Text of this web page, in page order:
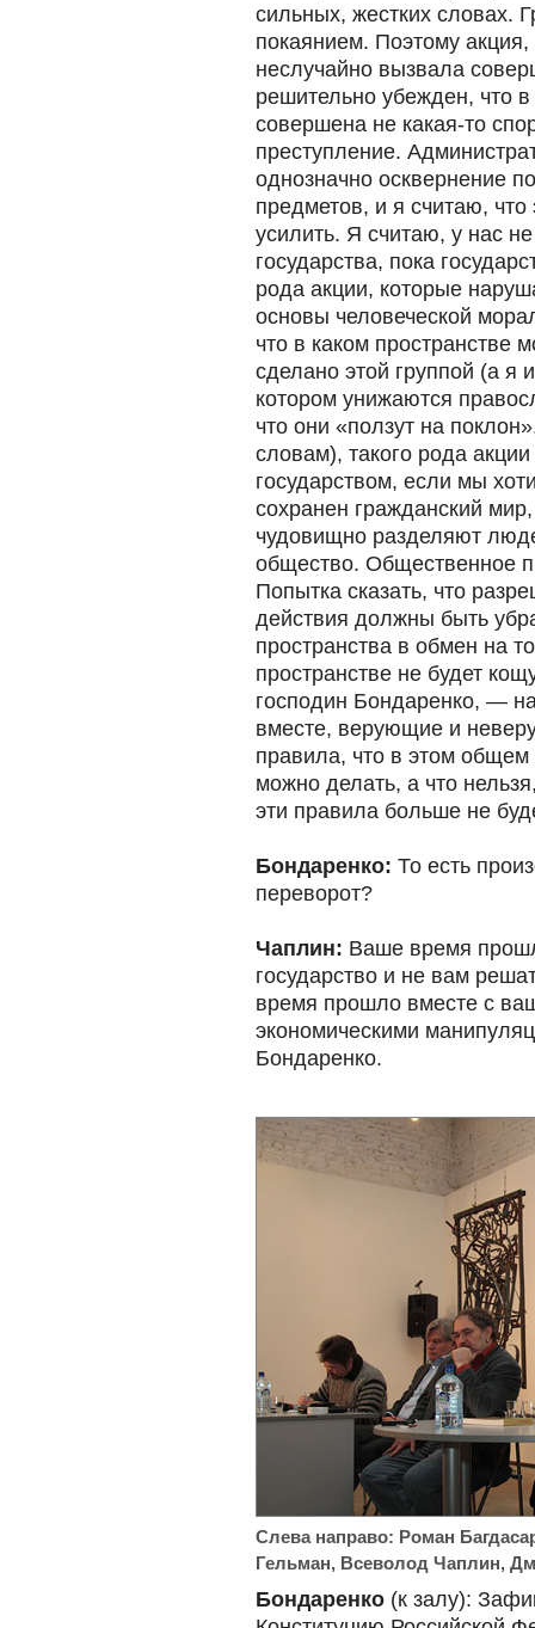
сильных, жестких словах.
покаянием. Поэтому
неслучайно вызвала
решительно убежден, что
совершена не какая-то
преступление.
однозначно осквернение
предметов, и я считаю,
усилить. Я считаю, у нас
государства, пока
рода акции, которые
основы человеческой
что в каком пространстве
сделано этой группой (а я
котором унижаются
что они «ползут на
словам), такого рода
государством, если мы
сохранен гражданский
чудовищно разделяют
общество. Общественное
Попытка сказать, что
действия должны быть
пространства в обмен на
пространстве не будет
господин Бондаренко, —
вместе, верующие и
правила, что в этом
можно делать, а что
эти правила больше не
Бондаренко: То есть
переворот?
Чаплин: Ваше время
государство и не вам
время прошло вместе с
экономическими
Бондаренко.
Слева направо: Роман
Гельман, Всеволод Чаплин,
Бондаренко (к залу):